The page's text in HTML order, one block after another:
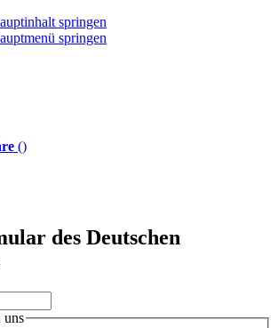
springen
springen
()
des Deutschen
uns